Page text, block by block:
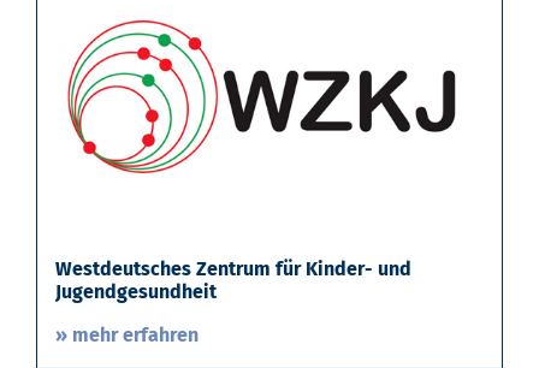
Westdeutsches Zentrum für Kinder- und
Jugendgesundheit
» mehr erfahren